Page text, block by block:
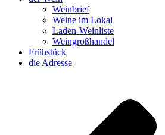
Weinbrief
Weine im Lokal
Laden-Weinliste
Weingroßhandel
Frühstück
die Adresse